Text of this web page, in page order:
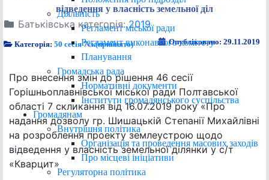
Діяльність
Регламент міської ради
Регламент виконавчого комітету
Планування
Громадська рада
Нормативні документи
Інститути громадянського суспільства
Громадянам
Внутрішня політика
Організація та проведення масових заходів
Про місцеві ініціативи
Регуляторна політика
відведення у власність земельної діл
Батьківська категорія:2019
Категорія:50 сесія 7ск(прийнято) Опубліковано: 29.11.2019
Про внесення змін до рішення 46 сесії
Горішньоплавнівської міської ради Полтавської
області 7 скликання від 16.07.2019 року «Про
надання дозволу гр. Шишацькій Степанії Михайлівні
на розроблення проекту землеустрою щодо
відведення у власність земельної ділянки у с/т
«Кварцит»